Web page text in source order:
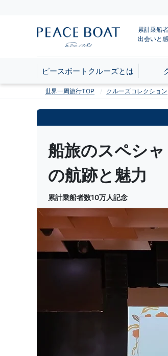
累計乗船
出会いと
ピースボートクルーズとは
世界一周旅行TOP クルーズコレクション
船旅のスペシ
の航跡と魅力
累計乗船者数10万人記念